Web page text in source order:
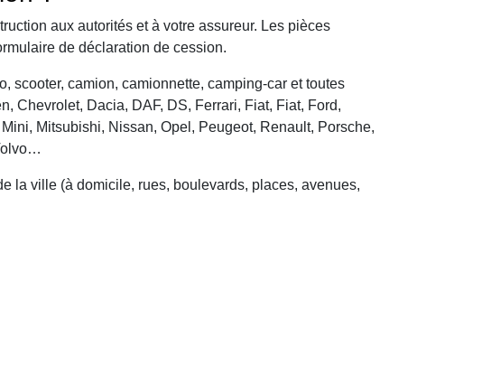
aux autorités et à votre assureur. Les pièces
de déclaration de cession.
scooter, camion, camionnette, camping-car et toutes
Chevrolet, Dacia, DAF, DS, Ferrari, Fiat, Fiat, Ford,
Mitsubishi, Nissan, Opel, Peugeot, Renault, Porsche,
la ville (à domicile, rues, boulevards, places, avenues,